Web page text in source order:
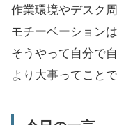
作業環境やデスク
モチーベーション
そうやって自分で
より大事ってことで